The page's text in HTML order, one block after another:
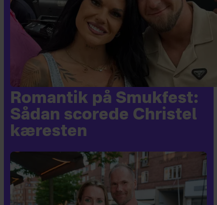
Romantik på Smukfest:
Sådan scorede Christel
kæresten